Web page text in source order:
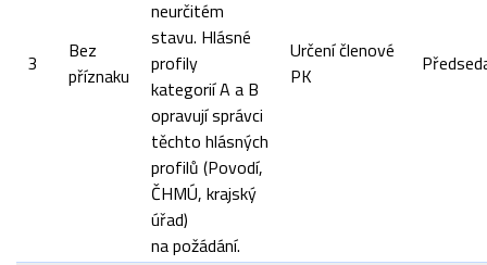
3
Bez
příznaku
neurčitém
stavu. Hlásné
profily
kategorií A a B
opravují správci
těchto hlásných
profilů (Povodí,
ČHMÚ, krajský
úřad)
na požádání.
Určení členové
PK